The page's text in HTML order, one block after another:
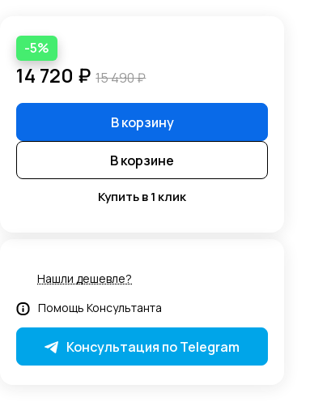
-5%
14 720 ₽ 15 490 ₽
В корзину
В корзине
Купить в 1 клик
Нашли дешевле?
Помощь Консультанта
Консультация по Telegram